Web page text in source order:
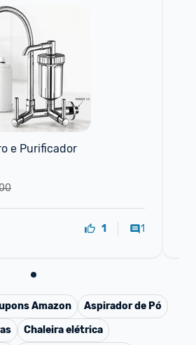
e Purificador
1 1
Amazon
Aspirador de Pó
Chaleira elétrica